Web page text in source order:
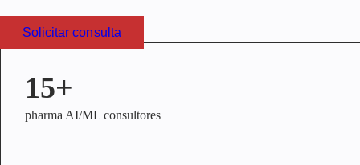
Solicitar consulta
15+
pharma AI/ML consultores